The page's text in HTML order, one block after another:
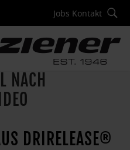
Jobs Kontakt
NACH
DRIRELEASE®